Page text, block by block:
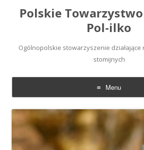
Polskie
Pol-ilko
Ogólnopolskie stowarzyszenie
stomijnych
Menu
Skip
to
content